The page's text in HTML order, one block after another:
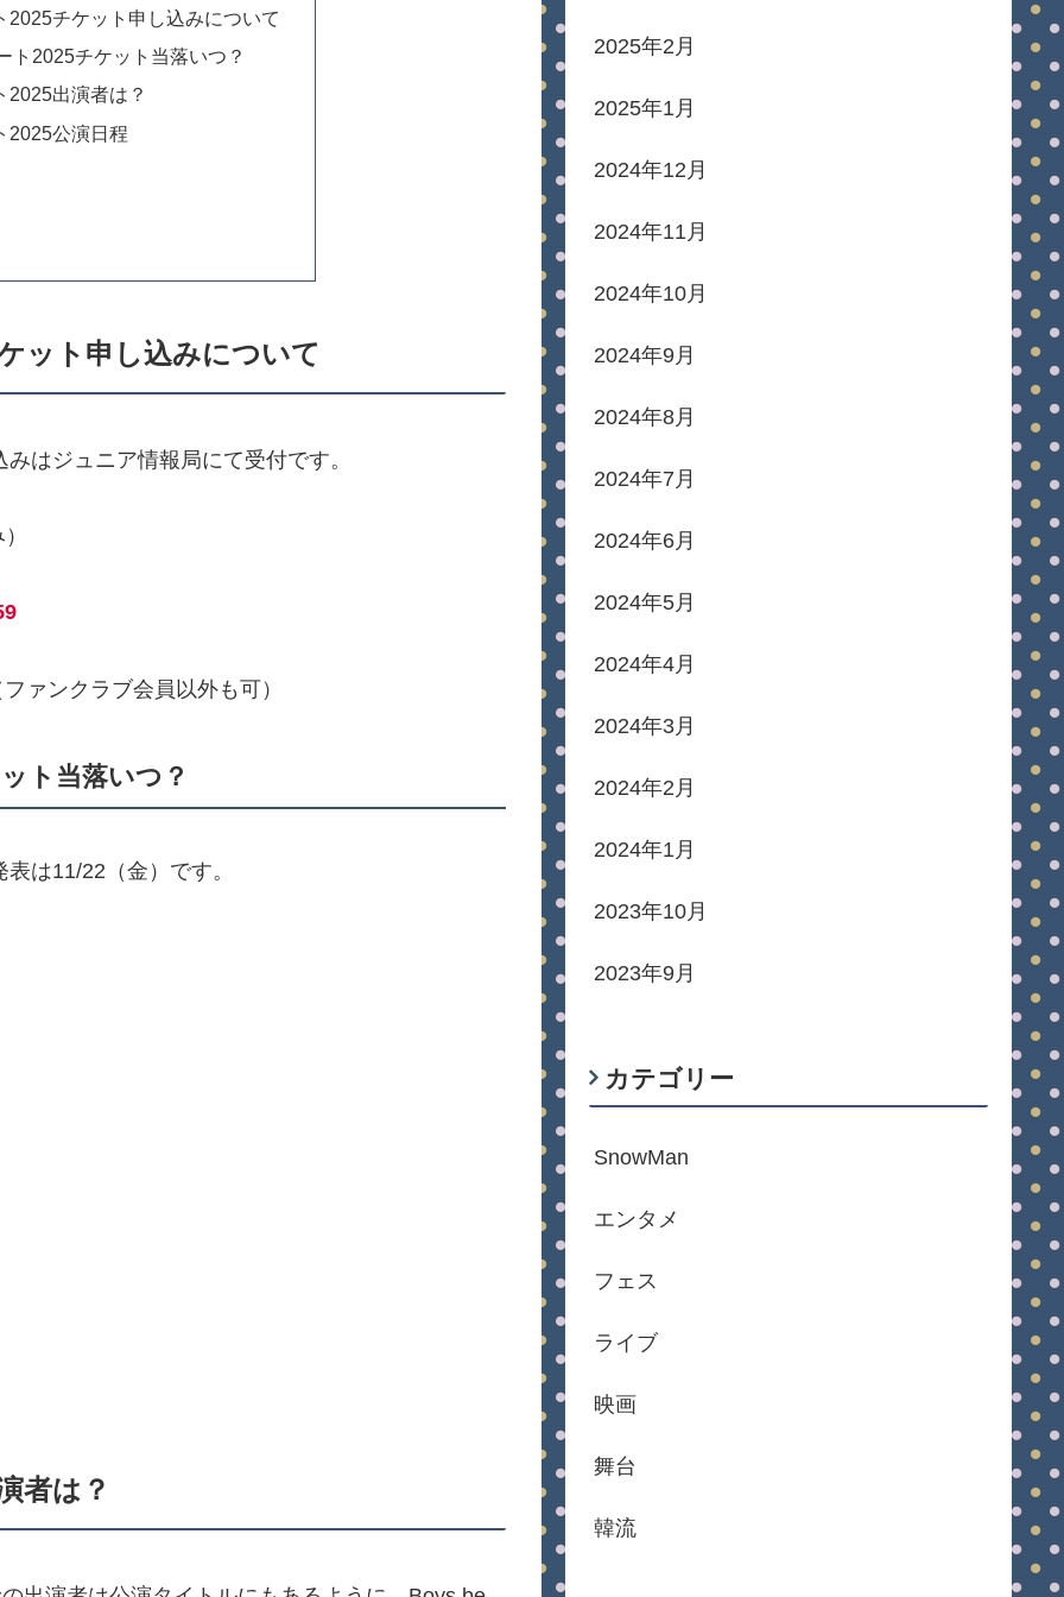
2025チケット申し込みについて
ト2025チケット当落いつ？
2025出演者は？
2025公演日程
ット申し込みについて
はジュニア情報局にて受付です。
ァンクラブ会員以外も可）
ト当落いつ？
は11/22（金）です。
者は？
2025年2月
2025年1月
2024年12月
2024年11月
2024年10月
2024年9月
2024年8月
2024年7月
2024年6月
2024年5月
2024年4月
2024年3月
2024年2月
2024年1月
2023年10月
2023年9月
カテゴリー
SnowMan
エンタメ
フェス
ライブ
映画
舞台
韓流